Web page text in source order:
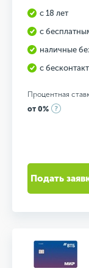
с 18 лет
с
наличные
с
Процентная
от 0%
Подать